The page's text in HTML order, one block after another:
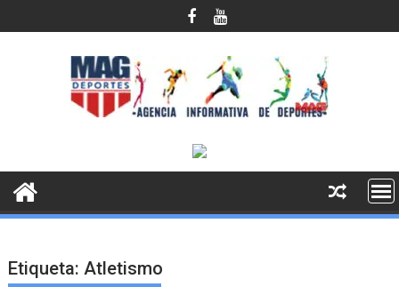
al
Etiqueta:Atletismo